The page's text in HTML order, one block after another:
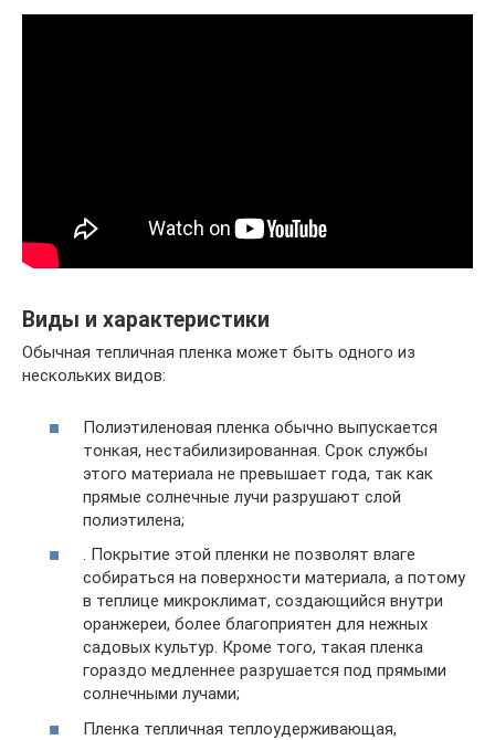
Виды и характеристики
Обычная тепличная пленка может быть одного из
нескольких видов:
Полиэтиленовая пленка обычно выпускается
тонкая, нестабилизированная. Срок службы
этого материала не превышает года, так как
прямые солнечные лучи разрушают слой
полиэтилена;
. Покрытие этой пленки не позволят влаге
собираться на поверхности материала, а потому
в теплице микроклимат, создающийся внутри
оранжереи, более благоприятен для нежных
садовых культур. Кроме того, такая пленка
гораздо медленнее разрушается под прямыми
солнечными лучами;
Пленка тепличная теплоудерживающая,